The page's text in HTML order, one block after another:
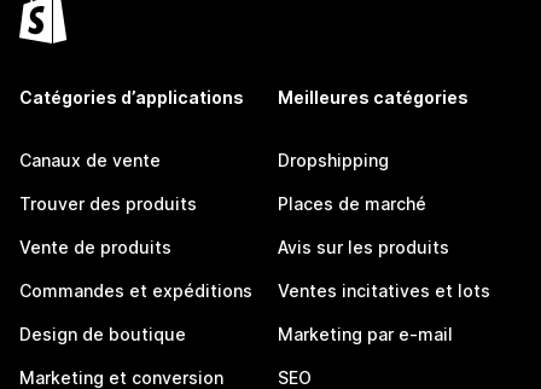
Catégories d’applications
Canaux de vente
Trouver des produits
Vente de produits
Commandes et expéditions
Design de boutique
Marketing et conversion
Meilleures catégories
Dropshipping
Places de marché
Avis sur les produits
Ventes incitatives et lots
Marketing par e-mail
SEO